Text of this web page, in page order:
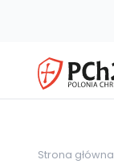
Strona główna